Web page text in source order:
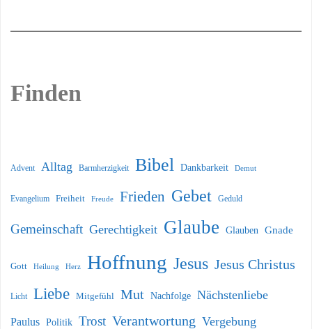
Finden
Advent Alltag Barmherzigkeit Bibel Dankbarkeit Demut
Evangelium Freiheit Freude Frieden Gebet Geduld
Gemeinschaft Gerechtigkeit Glaube Glauben Gnade
Gott Heilung Herz Hoffnung Jesus Jesus Christus
Licht Liebe Mitgefühl Mut Nachfolge Nächstenliebe
Paulus Politik Trost Verantwortung Vergebung